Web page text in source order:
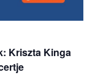
Kriszta Kinga